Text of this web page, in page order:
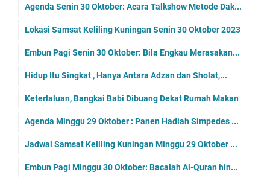
Agenda Senin 30 Oktober: Acara Talkshow Metode Dak...
Lokasi Samsat Keliling Kuningan Senin 30 Oktober 2023
Embun Pagi Senin 30 Oktober: Bila Engkau Merasakan...
Hidup Itu Singkat , Hanya Antara Adzan dan Sholat,...
Keterlaluan, Bangkai Babi Dibuang Dekat Rumah Makan
Agenda Minggu 29 Oktober : Panen Hadiah Simpedes ...
Jadwal Samsat Keliling Kuningan Minggu 29 Oktober ...
Embun Pagi Minggu 30 Oktober: Bacalah Al-Quran hin...